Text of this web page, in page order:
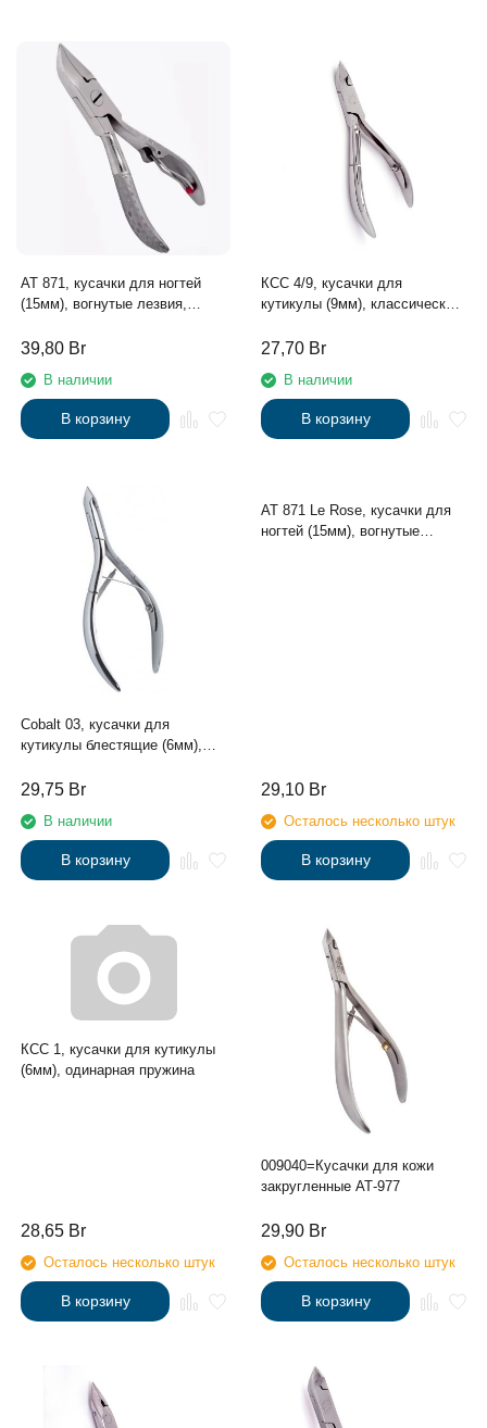
АТ 871, кусачки для ногтей
(15мм), вогнутые лезвия,
39,80 Br
В наличии
В корзину
КСС 4/9, кусачки для
кутикулы (9мм), классическая
27,70 Br
В наличии
В корзину
Cobalt 03, кусачки для
кутикулы блестящие (6мм),
ручки, сэндвич
29,75 Br
В наличии
В корзину
АТ 871 Le Rose, кусачки для
ногтей (15мм), вогнутые
29,10 Br
Осталось несколько штук
В корзину
КСС 1, кусачки для кутикулы
(6мм), одинарная пружина
28,65 Br
Осталось несколько штук
В корзину
009040=Кусачки для кожи
закругленные АТ-977
29,90 Br
Осталось несколько штук
В корзину